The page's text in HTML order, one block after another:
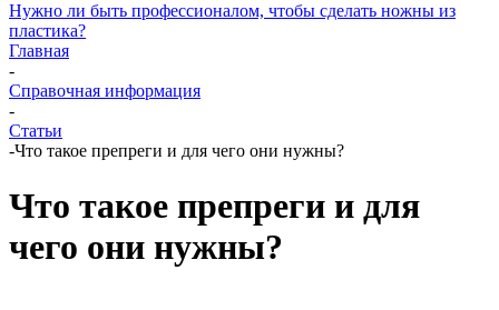
Нужно ли быть профессионалом, чтобы сделать ножны из
пластика?
Главная
-
Справочная информация
-
Статьи
-Что такое препреги и для чего они нужны?
Что такое препреги и для
чего они нужны?